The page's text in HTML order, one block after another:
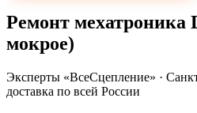
Ремонт мехатроника
мокрое)
Эксперты «ВсеСцепление» ·
доставка по всей России